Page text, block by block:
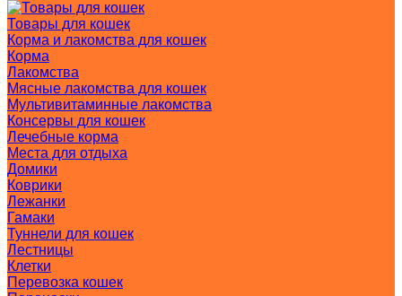
Товары для кошек
Корма и лакомства для кошек
Корма
Лакомства
Мясные лакомства для кошек
Мультивитаминные лакомства
Консервы для кошек
Лечебные корма
Места для отдыха
Домики
Коврики
Лежанки
Гамаки
Туннели для кошек
Лестницы
Клетки
Перевозка кошек